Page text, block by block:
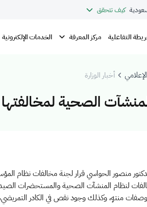
كيف تتحقق
التفاعلية مركز المعرفة الخدمات الإلكترونية
أخبار الوزارة
الصحية لمخالفتها
منصور الحواسي قرار لجنة مخالفات
لنظام المنشآت الصحية والمستحضرات
منتهٍ، وكذلك وجود نقص في الكادر